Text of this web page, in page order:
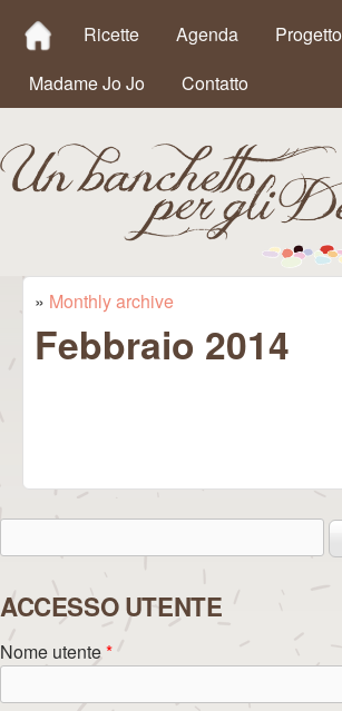
MAIN MENU
Ricette Agenda
Progetto
Madame Jo Jo
Contatto
Un
Banchetto
Tu sei qui
» Monthly archive
Febbraio 2014
Form di ricerca
ACCESSO UTENTE
Nome utente*